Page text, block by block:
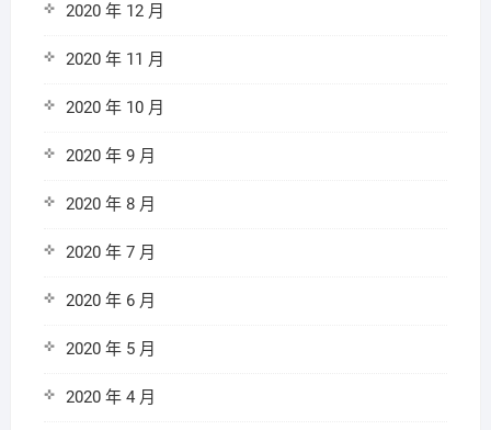
2020 年 12 月
2020 年 11 月
2020 年 10 月
2020 年 9 月
2020 年 8 月
2020 年 7 月
2020 年 6 月
2020 年 5 月
2020 年 4 月